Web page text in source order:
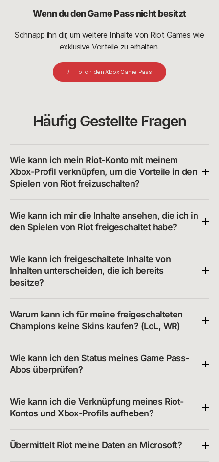
Wenn du den Game Pass nicht besitzt
Schnapp ihn dir, um weitere Inhalte von Riot Games wie
exklusive Vorteile zu erhalten.
Hol dir den Xbox Game Pass
Häufig Gestellte Fragen
Wie kann ich mein Riot-Konto mit meinem
Xbox-Profil verknüpfen, um die Vorteile in den
Spielen von Riot freizuschalten?
Wie kann ich mir die Inhalte ansehen, die ich in
den Spielen von Riot freigeschaltet habe?
Wie kann ich freigeschaltete Inhalte von
Inhalten unterscheiden, die ich bereits
besitze?
Warum kann ich für meine freigeschalteten
Champions keine Skins kaufen? (LoL, WR)
Wie kann ich den Status meines Game Pass-
Abos überprüfen?
Wie kann ich die Verknüpfung meines Riot-
Kontos und Xbox-Profils aufheben?
Übermittelt Riot meine Daten an Microsoft?